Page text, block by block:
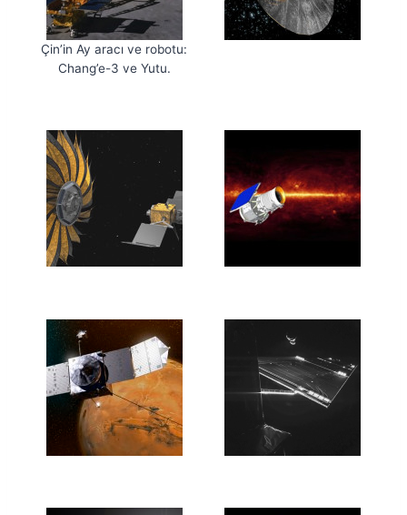
Çin’in Ay aracı ve robotu:
Chang’e-3 ve Yutu.